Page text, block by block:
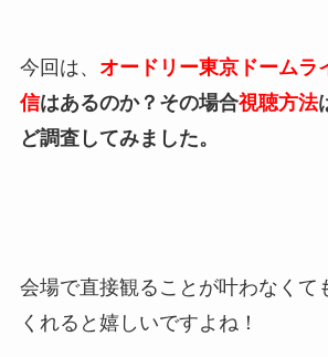
今回は、 オードリー東京ドームラ
信はあるのか？その場合視聴方法
ど調査してみました。
会場で直接観ることが叶わなくて
くれると嬉しいですよね！